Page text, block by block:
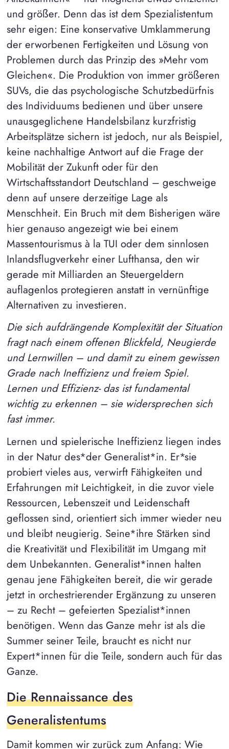
und größer. Denn das ist dem Spezialistentum
sehr eigen: Eine konservative Umklammerung
der erworbenen Fertigkeiten und Lösung von
Problemen durch das Prinzip des »Mehr vom
Gleichen«. Die Produktion von immer größeren
SUVs, die das psychologische Schutzbedürfnis
des Individuums bedienen und über unsere
unausgeglichene Handelsbilanz kurzfristig
Arbeitsplätze sichern ist jedoch, nur als Beispiel,
keine nachhaltige Antwort auf die Frage der
Mobilität der Zukunft oder für den
Wirtschaftsstandort Deutschland – geschweige
denn auf unsere derzeitige Lage als
Menschheit. Ein Bruch mit dem Bisherigen wäre
hier genauso angezeigt wie bei einem
Massentourismus à la TUI oder dem sinnlosen
Inlandsflugverkehr einer Lufthansa, den wir
gerade mit Milliarden an Steuergeldern
auflagenlos protegieren anstatt in vernünftige
Alternativen zu investieren.
Die sich aufdrängende Komplexität der Situation
fragt nach einem offenen Blickfeld, Neugierde
und Lernwillen – und damit zu einem gewissen
Grade nach Ineffizienz und freiem Spiel.
Lernen und Effizienz- das ist fundamental
wichtig zu erkennen – sie widersprechen sich
fast immer.
Lernen und spielerische Ineffizienz liegen indes
in der Natur des*der Generalist*in. Er*sie
probiert vieles aus, verwirft Fähigkeiten und
Erfahrungen mit Leichtigkeit, in die zuvor viele
Ressourcen, Lebenszeit und Leidenschaft
geflossen sind, orientiert sich immer wieder neu
und bleibt neugierig. Seine*ihre Stärken sind
die Kreativität und Flexibilität im Umgang mit
dem Unbekannten. Generalist*innen halten
genau jene Fähigkeiten bereit, die wir gerade
jetzt in orchestrierender Ergänzung zu unseren
– zu Recht – gefeierten Spezialist*innen
benötigen. Wenn das Ganze mehr ist als die
Summer seiner Teile, braucht es nicht nur
Expert*innen für die Teile, sondern auch für das
Ganze.
Die Rennaissance des
Generalistentums
Damit kommen wir zurück zum Anfang: Wie